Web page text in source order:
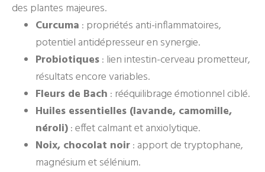
des plantes majeures.
Curcuma : propriétés anti-inflammatoires,
potentiel antidépresseur en synergie.
Probiotiques: lien intestin-cerveau prometteur,
résultats encore variables.
Fleurs de Bach : rééquilibrage émotionnel ciblé.
Huiles essentielles (lavande, camomille,
néroli): effet calmant et anxiolytique.
Noix, chocolat noir: apport de tryptophane,
magnésium et sélénium.